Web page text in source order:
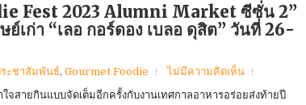
Fest 2023 Alumni Market ซีซั่น 2”
เก่า “เลอ กอร์ดอง เบลอ ดุสิต” วันที่ 26-
ะชาสัมพันธ์, Gourmet Foodie
ไม่มีความคิดเห็น
ใจสายกินแบบจัดเต็มอีกครั้งกับงานเทศกาลอาหารอร่อยส่งท้ายปี